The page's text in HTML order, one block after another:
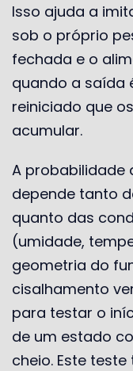
Isso ajuda a
sob o próprio
fechada e o
quando a saída
reiniciado que
acumular.
A probabilidade
depende tanto
quanto das
(umidade,
geometria do
cisalhamento
para testar o
de um estado
cheio. Este